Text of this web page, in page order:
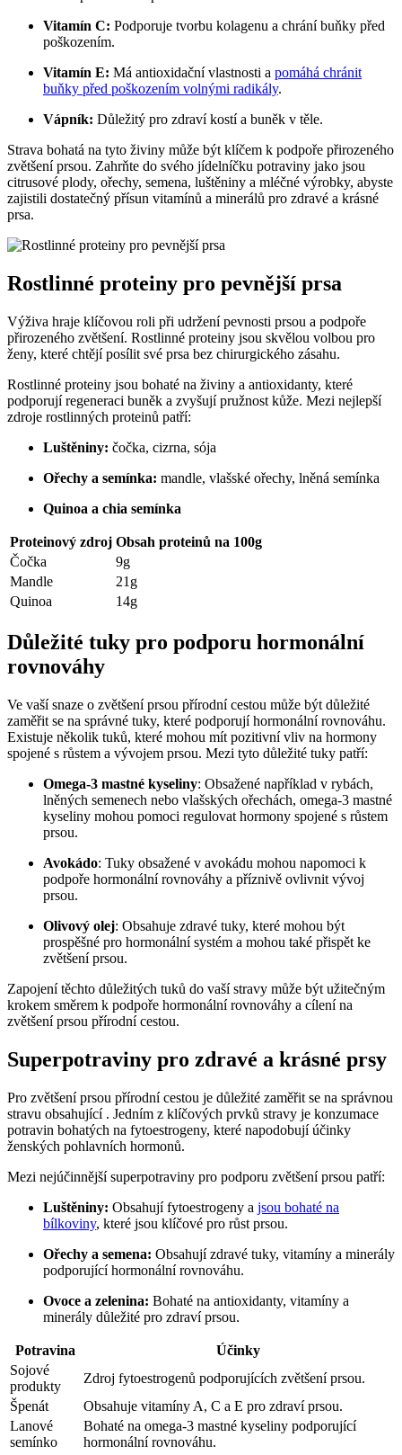
Vitamín C: Podporuje tvorbu kolagenu a chrání buňky před
poškozením.
Vitamín E: Má antioxidační vlastnosti a pomáhá chránit
buňky před poškozením volnými radikály.
Vápník: Důležitý pro zdraví kostí a buněk v těle.
Strava bohatá na tyto živiny může být klíčem k podpoře přirozeného
zvětšení prsou. Zahrňte do svého jídelníčku potraviny jako jsou
citrusové plody, ořechy, semena, luštěniny a mléčné výrobky, abyste
zajistili dostatečný přísun vitamínů a minerálů pro zdravé a krásné
prsa.
Rostlinné proteiny pro pevnější prsa
Výživa hraje klíčovou roli při udržení pevnosti prsou a podpoře
přirozeného zvětšení. Rostlinné proteiny jsou skvělou volbou pro
ženy, které chtějí posílit své prsa bez chirurgického zásahu.
Rostlinné proteiny jsou bohaté na živiny a antioxidanty, které
podporují regeneraci buněk a zvyšují pružnost kůže. Mezi nejlepší
zdroje rostlinných proteinů patří:
Luštěniny: čočka, cizrna, sója
Ořechy a semínka: mandle, vlašské ořechy, lněná semínka
Quinoa a chia semínka
Proteinový zdroj Obsah proteinů na 100g
Čočka
9g
Mandle
21g
Quinoa
14g
Důležité tuky pro podporu hormonální
rovnováhy
Ve vaší snaze o zvětšení prsou přírodní cestou může být důležité
zaměřit se na správné tuky, které podporují hormonální rovnováhu.
Existuje několik tuků, které mohou mít pozitivní vliv na hormony
spojené s růstem a vývojem prsou. Mezi tyto důležité tuky patří:
Omega-3 mastné kyseliny: Obsažené například v rybách,
lněných semenech nebo vlašských ořechách, omega-3 mastné
kyseliny mohou pomoci regulovat hormony spojené s růstem
prsou.
Avokádo: Tuky obsažené v avokádu mohou napomoci k
podpoře hormonální rovnováhy a příznivě ovlivnit vývoj
prsou.
Olivový olej: Obsahuje zdravé tuky, které mohou být
prospěšné pro hormonální systém a mohou také přispět ke
zvětšení prsou.
Zapojení těchto důležitých tuků do vaší stravy může být užitečným
krokem směrem k podpoře hormonální rovnováhy a cílení na
zvětšení prsou přírodní cestou.
Superpotraviny pro zdravé a krásné prsy
Pro zvětšení prsou přírodní cestou je důležité zaměřit se na správnou
stravu obsahující . Jedním z klíčových prvků stravy je konzumace
potravin bohatých na fytoestrogeny, které napodobují účinky
ženských pohlavních hormonů.
Mezi nejúčinnější superpotraviny pro podporu zvětšení prsou patří:
Luštěniny: Obsahují fytoestrogeny a jsou bohaté na
bílkoviny, které jsou klíčové pro růst prsou.
Ořechy a semena: Obsahují zdravé tuky, vitamíny a minerály
podporující hormonální rovnováhu.
Ovoce a zelenina: Bohaté na antioxidanty, vitamíny a
minerály důležité pro zdraví prsou.
Potravina
Účinky
Sojové
produkty
Zdroj fytoestrogenů podporujících zvětšení prsou.
Špenát
Obsahuje vitamíny A, C a E pro zdraví prsou.
Lanové
semínko
Bohaté na omega-3 mastné kyseliny podporující
hormonální rovnováhu.